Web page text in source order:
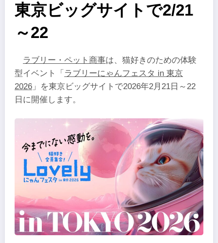
東京ビッグサイトで2/21
～22
ラブリー・ペット商事は、猫好きのための体験
型イベント「 ラブリーにゃんフェスタ in 東京
2026 」を東京ビッグサイトで2026年2月21日～22
日に開催します。